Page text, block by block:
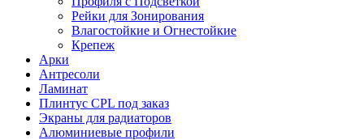
Рейки для Зонирования
Влагостойкие и Огнестойкие
Крепеж
Арки
Антресоли
Ламинат
Плинтус CPL под заказ
Экраны для радиаторов
Алюминиевые профили